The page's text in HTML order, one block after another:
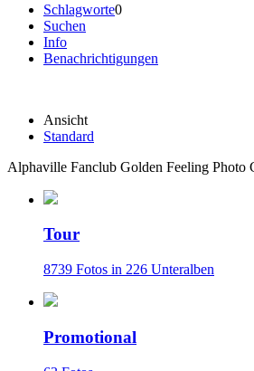
Schlagworte0
Suchen
Info
Benachrichtigungen
Ansicht
Standard
Alphaville Fanclub Golden Feeling Photo
Tour
8739 Fotos in 226 Unteralben
Promotional